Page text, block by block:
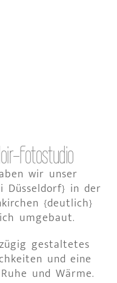
Fotostudio
wir unser
Düsseldorf} in der
{deutlich}
umgebaut.
gestaltetes
und eine
und Wärme.